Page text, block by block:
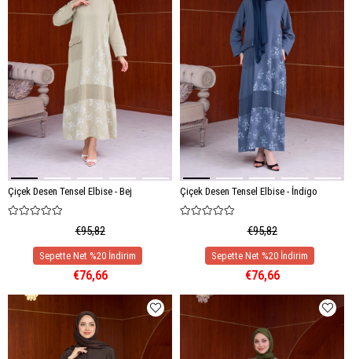
Çiçek Desen Tensel Elbise - Bej
€95,82
€76,66
Çiçek Desen Tensel Elbise - İndigo
€95,82
€76,66